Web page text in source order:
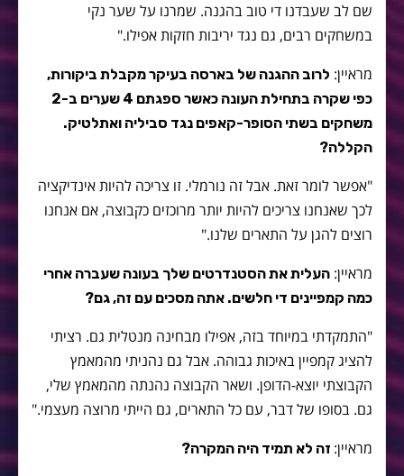
שם לב שעבדנו די טוב בהגנה. שמרנו על שער נקי
במשחקים רבים, גם נגד יריבות חזקות אפילו."
מראיין: לרוב ההגנה של בארסה בעיקר מקבלת ביקורות,
כפי שקרה בתחילת העונה כאשר ספגתם 4 שערים ב-2
משחקים בשתי הסופר-קאפים נגד סביליה ואתלטיק.
הקללה?
"אפשר לומר זאת. אבל זה נורמלי. זו צריכה להיות אינדיקציה
לכך שאנחנו צריכים להיות יותר מרוכזים כקבוצה, אם אנחנו
רוצים להגן על התארים שלנו."
מראיין: העלית את הסטנדרטים שלך בעונה שעברה אחרי
כמה קמפיינים די חלשים. אתה מסכים עם זה, גם?
"התמקדתי במיוחד בזה, אפילו מבחינה מנטלית גם. רציתי
להציג קמפיין באיכות גבוהה. אבל גם נהניתי מהמאמץ
הקבוצתי יוצא-הדופן. ושאר הקבוצה נהנתה מהמאמץ שלי,
גם. בסופו של דבר, עם כל התארים, גם הייתי מרוצה מעצמי."
מראיין: זה לא תמיד היה המקרה?